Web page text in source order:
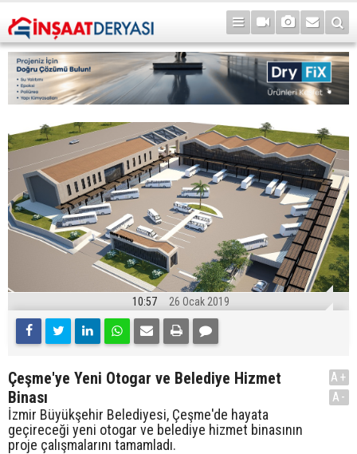
10:57 26 Ocak 2019
Çeşme'ye Yeni Otogar ve Belediye Hizmet
Binası
İzmir Büyükşehir Belediyesi, Çeşme'de hayata
geçireceği yeni otogar ve belediye hizmet binasının
proje çalışmalarını tamamladı.
A+
A-